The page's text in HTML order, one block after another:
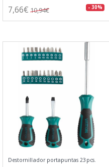
7,66€ 10,94€ - 30%
Destornillador portapuntas 23pcs.